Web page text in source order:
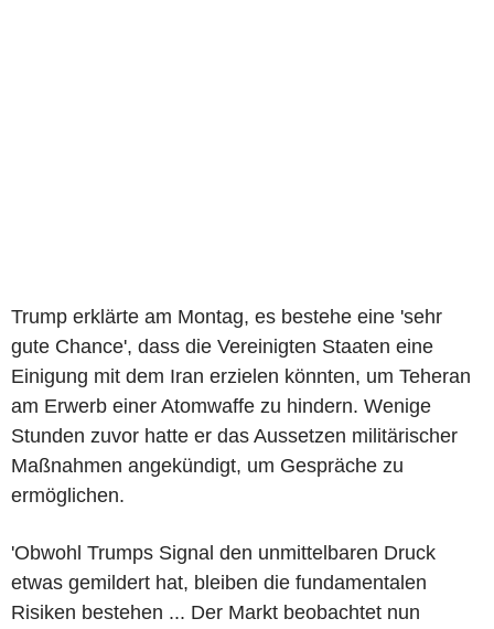
Trump erklärte am Montag, es bestehe eine 'sehr
gute Chance', dass die Vereinigten Staaten eine
Einigung mit dem Iran erzielen könnten, um Teheran
am Erwerb einer Atomwaffe zu hindern. Wenige
Stunden zuvor hatte er das Aussetzen militärischer
Maßnahmen angekündigt, um Gespräche zu
ermöglichen.
'Obwohl Trumps Signal den unmittelbaren Druck
etwas gemildert hat, bleiben die fundamentalen
Risiken bestehen ... Der Markt beobachtet nun